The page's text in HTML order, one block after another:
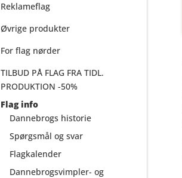
Reklameflag
Øvrige produkter
For flag nørder
TILBUD PÅ FLAG FRA TIDL.
PRODUKTION -50%
Flag info
Dannebrogs historie
Spørgsmål og svar
Flagkalender
Dannebrogsvimpler- og